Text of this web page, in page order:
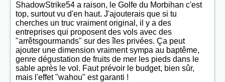
ShadowStrike54 a raison, le Golfe du Morbihan c'est
top, surtout vu d'en haut. J'ajouterais que si tu
cherches un truc vraiment original, il y a des
entreprises qui proposent des vols avec des
"arrêtsgourmands" sur des îles privées. Ça peut
ajouter une dimension vraiment sympa au baptême,
genre dégustation de fruits de mer les pieds dans le
sable après le vol. Faut prévoir le budget, bien sûr,
mais l'effet "wahou" est garanti !